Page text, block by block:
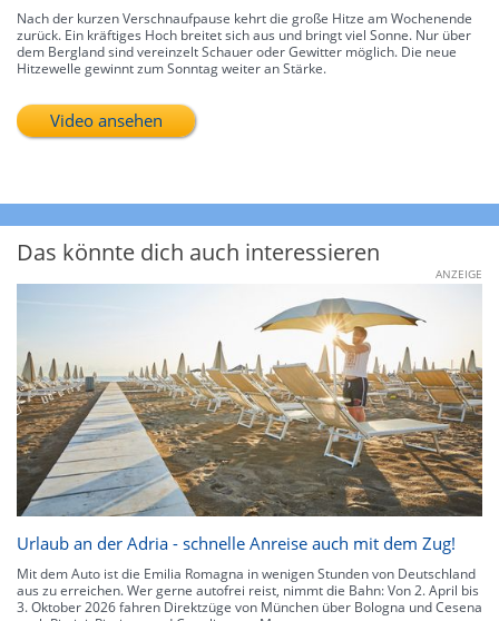
Nach der kurzen Verschnaufpause kehrt die große Hitze am Wochenende
zurück. Ein kräftiges Hoch breitet sich aus und bringt viel Sonne. Nur über
dem Bergland sind vereinzelt Schauer oder Gewitter möglich. Die neue
Hitzewelle gewinnt zum Sonntag weiter an Stärke.
Video ansehen
Das könnte dich auch interessieren
ANZEIGE
Urlaub an der Adria - schnelle Anreise auch mit dem Zug!
Mit dem Auto ist die Emilia Romagna in wenigen Stunden von Deutschland
aus zu erreichen. Wer gerne autofrei reist, nimmt die Bahn: Von 2. April bis
3. Oktober 2026 fahren Direktzüge von München über Bologna und Cesena